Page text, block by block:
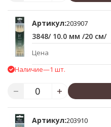
Артикул:203907
3848/ 10.0 мм /20 см/
Цена
Наличие—1 шт.
Артикул:203910